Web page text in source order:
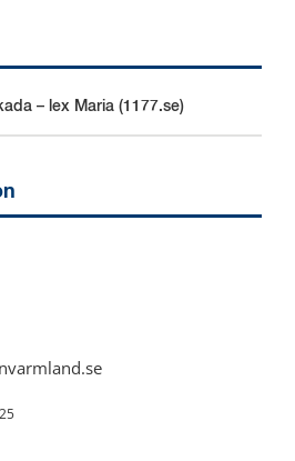
– lex Maria (1177.se)